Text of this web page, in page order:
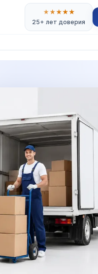
★★★★★
25+ лет доверия